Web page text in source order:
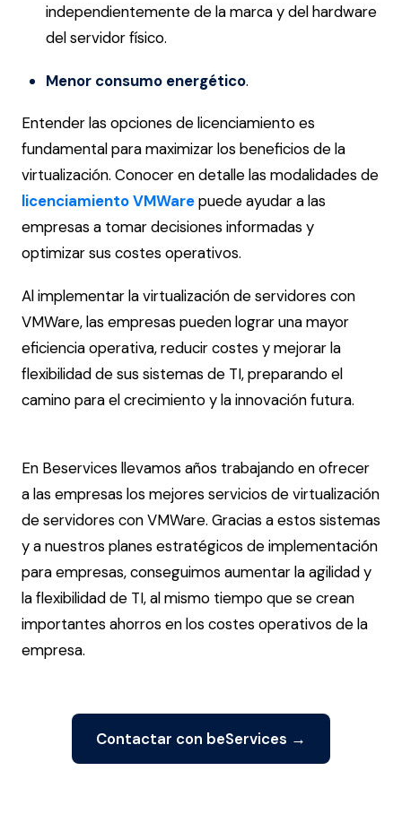
independientemente de la marca y del hardware
del servidor físico.
Menor consumo energético.
Entender las opciones de licenciamiento es
fundamental para maximizar los beneficios de la
virtualización. Conocer en detalle las modalidades de
licenciamiento VMWarepuede ayudar a las
empresas a tomar decisiones informadas y
optimizar sus costes operativos.
Al implementar la virtualización de servidores con
VMWare, las empresas pueden lograr una mayor
eficiencia operativa, reducir costes y mejorar la
flexibilidad de sus sistemas de TI, preparando el
camino para el crecimiento y la innovación futura.
En Beservices llevamos años trabajando en ofrecer
a las empresas los mejores servicios de virtualización
de servidores con VMWare. Gracias a estos sistemas
y a nuestros planes estratégicos de implementación
para empresas, conseguimos aumentar la agilidad y
la flexibilidad de TI, al mismo tiempo que se crean
importantes ahorros en los costes operativos de la
empresa.
Contactar con beServices →